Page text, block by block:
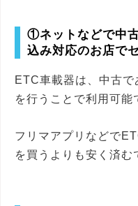
①ネットなどで中
込み対応のお店で
ETC車載器は、中古で
を行うことで利用可能
フリマアプリなどで
を買うよりも安く済む